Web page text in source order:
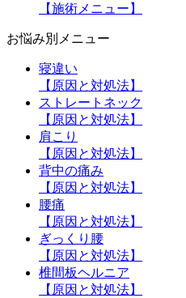
【施術メニュー】
お悩み別メニュー
寝違い
【原因と対処法】
ストレートネック
【原因と対処法】
肩こり
【原因と対処法】
背中の痛み
【原因と対処法】
腰痛
【原因と対処法】
ぎっくり腰
【原因と対処法】
椎間板ヘルニア
【原因と対処法】